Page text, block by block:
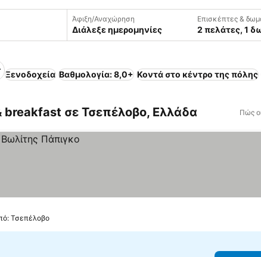
Άφιξη/Αναχώρηση
Διάλεξε ημερομηνίες
Επισκέπτες &
2 πελάτες, 1
Ξενοδοχεία Βαθμολογία: 8,0+ Κοντά στο κέντρο της πόλης
breakfast σε Τσεπέλοβο, Ελλάδα Πώς
Τσεπέλοβο